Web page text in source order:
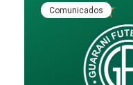
Comunicados